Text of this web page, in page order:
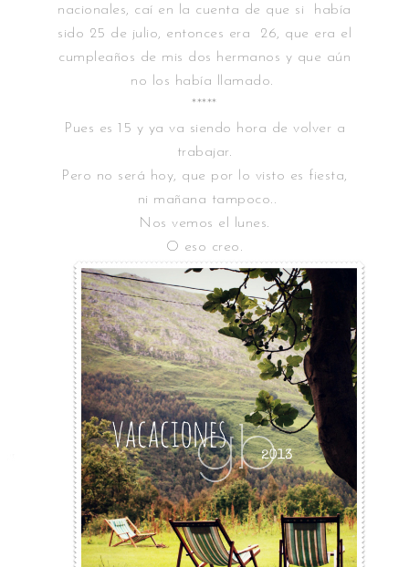
nacionales, caí en la cuenta de que si había
sido 25 de julio, entonces era 26, que era el
cumpleaños de mis dos hermanos y que aún
no los había llamado.
*****
Pues es 15 y ya va siendo hora de volver a
trabajar.
Pero no será hoy, que por lo visto es fiesta,
ni mañana tampoco..
Nos vemos el lunes.
O eso creo.